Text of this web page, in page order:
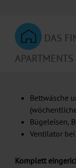
DAS
APARTMENTS
Bettwäsche
Bügeleisen,
Ventilator
Komplett